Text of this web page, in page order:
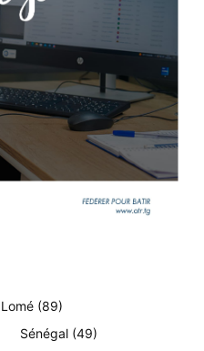
Lomé (89)
Sénégal (49)